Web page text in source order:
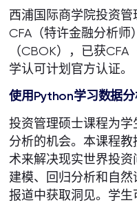
西浦国际商学院投资
CFA（特许金融分析师
（CBOK），已获
学认可计划官方认证。
使用Python学习数据
投资管理硕士课程为
分析的机会。本课程
术来解决现实世界投
建模、回归分析和自
报道中获取洞见。学